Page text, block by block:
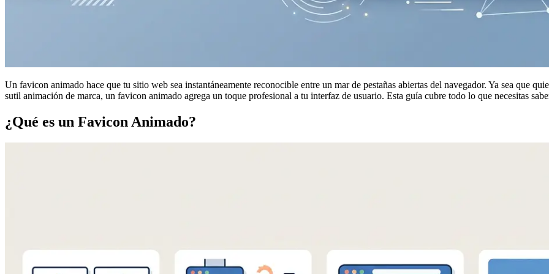
Un favicon animado hace que tu sitio web sea instantáneamente reconocible entre un mar de pestañas abiertas del navegador. Ya sea que
sutil animación de marca, un favicon animado agrega un toque profesional a tu interfaz de usuario. Esta guía cubre todo lo que necesitas
¿Qué es un Favicon Animado?